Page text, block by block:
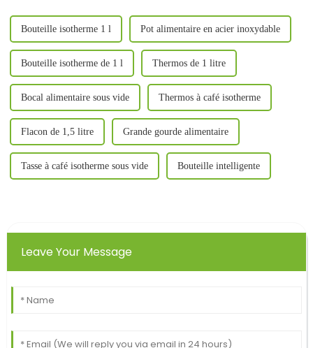
Bouteille isotherme 1 l Pot alimentaire en acier inoxydable
Bouteille isotherme de 1 l Thermos de 1 litre
Bocal alimentaire sous vide Thermos à café isotherme
Flacon de 1,5 litre Grande gourde alimentaire
Tasse à café isotherme sous vide Bouteille intelligente
Leave Your Message